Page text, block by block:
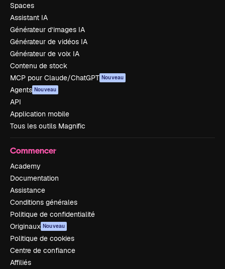
Spaces
Assistant IA
Générateur d’images IA
Générateur de vidéos IA
Générateur de voix IA
Contenu de stock
MCP pour Claude/ChatGPT Nouveau
Agents Nouveau
API
Application mobile
Tous les outils Magnific
Commencer
Academy
Documentation
Assistance
Conditions générales
Politique de confidentialité
Originaux Nouveau
Politique de cookies
Centre de confiance
Affiliés